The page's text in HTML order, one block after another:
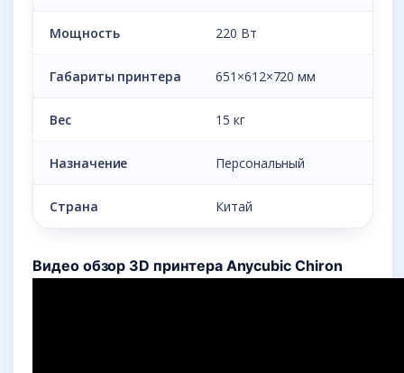
Мощность 220 Вт
Габариты принтера 651×612×720 мм
Вес 15 кг
Назначение Персональный
Страна Китай
Видео обзор 3D принтера Anycubic Chiron